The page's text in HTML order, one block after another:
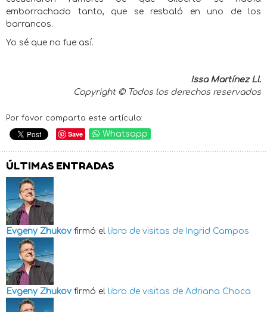
emborrachado tanto, que se resbaló en uno de los
barrancos.
Yo sé que no fue así.
Issa Martínez Ll.
Copyright © Todos los derechos reservados
Por favor comparta este artículo:
Save Whatsapp
ÚLTIMAS ENTRADAS
Evgeny Zhukov firmó el libro de visitas de Ingrid Campos
Evgeny Zhukov firmó el libro de visitas de Adriana Choca